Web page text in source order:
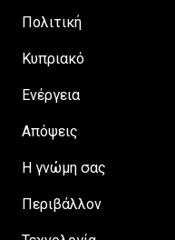
Πολιτική
Κυπριακό
Ενέργεια
Απόψεις
H γνώμη σας
Περιβάλλον